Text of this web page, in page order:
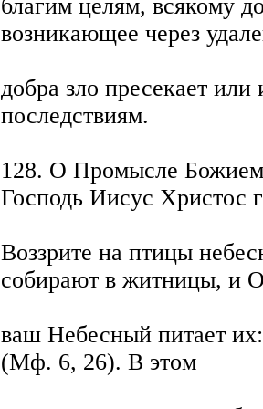
благим целям, всякому
возникающее через
добра зло пресекает
последствиям.
128. О Промысле
Господь Иисус Христос
Воззрите на птицы
собирают в житницы, и
ваш Небесный питает
(Мф. 6, 26). В этом